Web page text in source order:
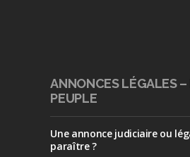
ANNONCES LÉGALES –
PEUPLE
Une annonce judiciaire ou
paraître ?